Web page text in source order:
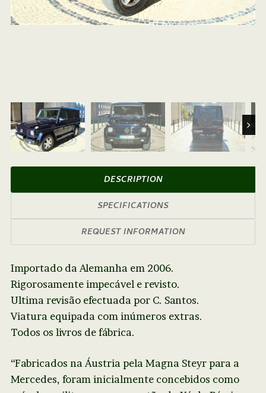
Next
DESCRIPTION
SPECIFICATIONS
REQUEST INFORMATION
Importado da Alemanha em 2006.
Rigorosamente impecável e revisto.
Ultima revisão efectuada por C. Santos.
Viatura equipada com inúmeros extras.
Todos os livros de fábrica.
“Fabricados na Áustria pela Magna Steyr para a
Mercedes, foram inicialmente concebidos como